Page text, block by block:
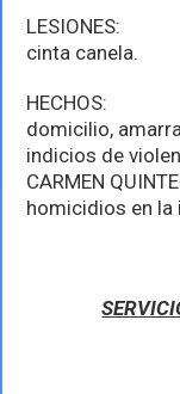
LESIONES:
cinta canela.
HECHOS:
domicilio,
indicios de
CARMEN
homicidios en la